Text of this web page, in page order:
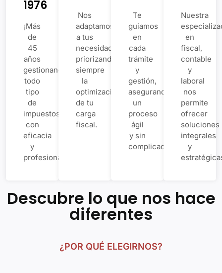
¿POR QUÉ ELEGIRNOS?
Descubre lo que nos hace
diferentes
1976
¡Más
de
45
años
gestionando
todo
tipo
de
impuestos
con
eficacia
y
profesionalidad.
Nos
adaptamos
a tus
necesidades,
priorizando
siempre
la
optimización
de tu
carga
fiscal.
Te
guiamos
en
cada
trámite
y
gestión,
asegurando
un
proceso
ágil
y sin
complicaciones.
Nuestra
en
fiscal,
contable
y
laboral
nos
permite
ofrecer
soluciones
integrales
y